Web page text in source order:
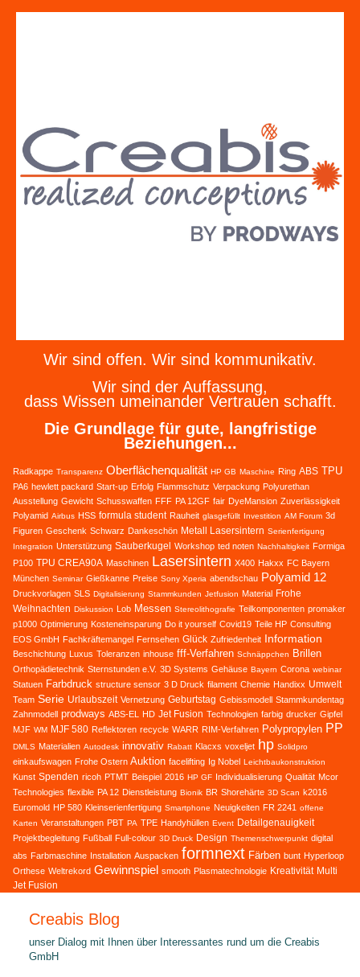
Wir sind offen. Wir sind kommunikativ.
Wir sind der Auffassung,
dass Wissen umeinander Vertrauen schafft.
Die Grundlage für gute, langfristige
Beziehungen...
Radkappe Transparenz Oberflächenqualität HP GB Maschine Ring ABS TPU
PA6 hewlett packard Start-up Erfolg Flammschutz Verpackung Polyurethan
Ausstellung Gewicht Schusswaffen FFF PA 12GF fair DyeMansion Zuverlässigkeit
Polyamid Airbus HSS formula student Rauheit glasgefüllt Investition AM Forum 3d
Figuren Geschenk Schwarz Dankeschön Metall Lasersintern Serienfertigung
Integration Unterstützung Sauberkugel Workshop ted noten Nachhaltigkeit Formiga
P100 TPU CREA90A Maschinen Lasersintern X400 Hakxx FC Bayern
München Seminar Gießkanne Preise Sony Xperia abendschau Polyamid 12
Druckvorlagen SLS Digitalisierung Stammkunden Jetfusion Material Frohe
Weihnachten Diskussion Lob Messen Stereolithografie Teilkomponenten promaker
p1000 Optimierung Kosteneinsparung Do it yourself Covid19 Teile HP Consulting
EOS GmbH Fachkräftemangel Fernsehen Glück Zufriedenheit Information
Beschichtung Luxus Toleranzen inhouse fff-Verfahren Schnäppchen Brillen
Orthopädietechnik Sternstunden e.V. 3D Systems Gehäuse Bayern Corona webinar
Statuen Farbdruck structure sensor 3 D Druck filament Chemie Handixx Umwelt
Team Serie Urlaubszeit Vernetzung Geburtstag Gebissmodell Stammkundentag
Zahnmodell prodways ABS-EL HD Jet Fusion Technologien farbig drucker Gipfel
MJF WM MJF 580 Reflektoren recycle WARR RIM-Verfahren Polypropylen PP
DMLS Materialien Autodesk innovativ Rabatt Klacxs voxeljet hp Solidpro
einkaufswagen Frohe Ostern Auktion facelifting Ig Nobel Leichtbaukonstruktion
Kunst Spenden ricoh PTMT Beispiel 2016 HP GF Individualisierung Qualität Mcor
Technologies flexible PA 12 Dienstleistung Bionik BR Shorehärte 3D Scan k2016
Euromold HP 580 Kleinserienfertigung Smartphone Neuigkeiten FR 2241 offene
Karten Veranstaltungen PBT PA TPE Handyhüllen Event Detailgenauigkeit
Projektbegleitung Fußball Full-colour 3D Druck Design Themenschwerpunkt digital
abs Farbmaschine Installation Auspacken formnext Färben bunt Hyperloop
Orthese Weltrekord Gewinnspiel smooth Plasmatechnologie Kreativität Multi
Jet Fusion
Creabis Blog
unser Dialog mit Ihnen über Interessantes rund um die Creabis
GmbH